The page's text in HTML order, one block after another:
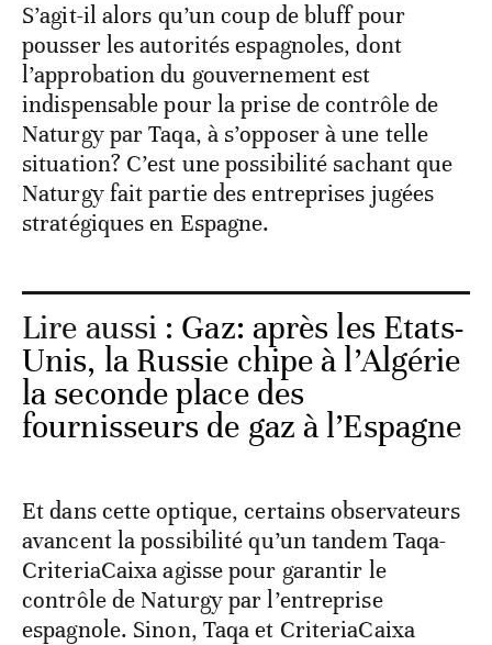
S’agit-il alors qu’un coup de bluff pour
pousser les autorités espagnoles, dont
l’approbation du gouvernement est
indispensable pour la prise de contrôle de
Naturgy par Taqa, à s’opposer à une telle
situation? C’est une possibilité sachant que
Naturgy fait partie des entreprises jugées
stratégiques en Espagne.
Lire aussi : Gaz: après les Etats-
Unis, la Russie chipe à l’Algérie
la seconde place des
fournisseurs de gaz à l’Espagne
Et dans cette optique, certains observateurs
avancent la possibilité qu’un tandem Taqa-
CriteriaCaixa agisse pour garantir le
contrôle de Naturgy par l’entreprise
espagnole. Sinon, Taqa et CriteriaCaixa